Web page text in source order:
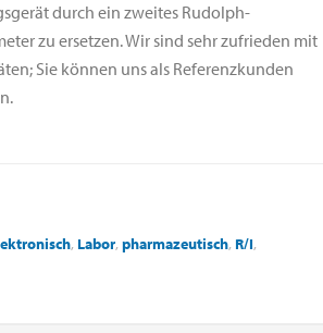
durch ein zweites Rudolph-
zu ersetzen. Wir sind sehr zufrieden mit
Sie können uns als Referenzkunden
, Labor, pharmazeutisch, R/I,